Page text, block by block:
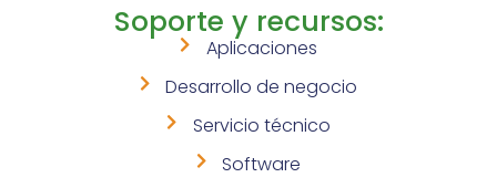
Soporte y recursos:
Aplicaciones
Desarrollo de negocio
Servicio técnico
Software